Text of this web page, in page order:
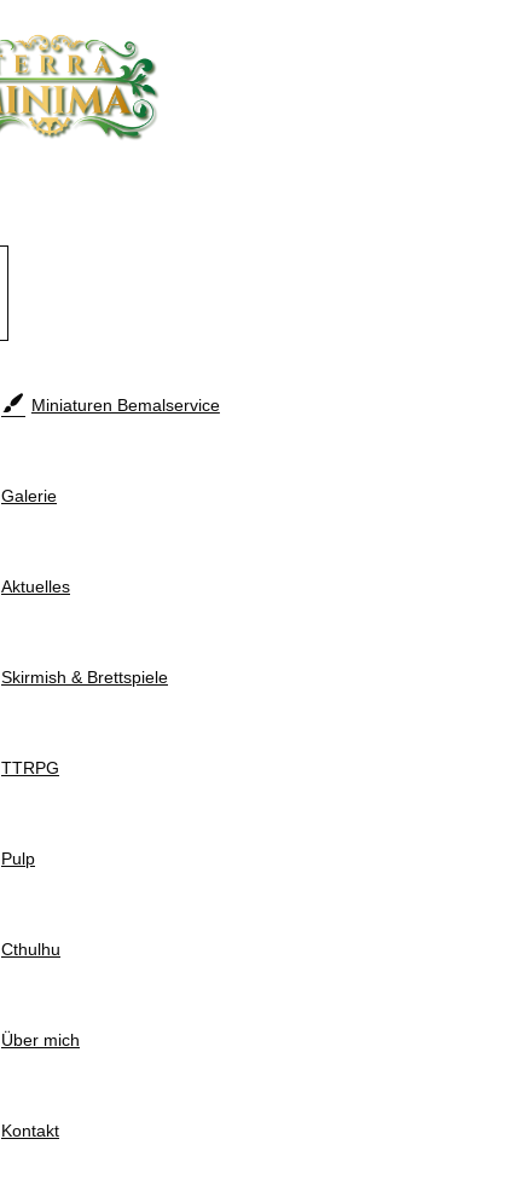
Miniaturen Bemalservice
Galerie
Aktuelles
Skirmish & Brettspiele
TTRPG
Pulp
Cthulhu
Über mich
Kontakt